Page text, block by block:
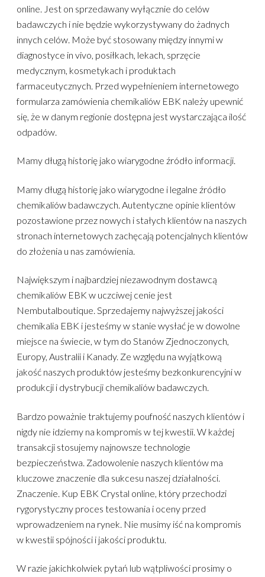
online. Jest on sprzedawany wyłącznie do celów
badawczych i nie będzie wykorzystywany do żadnych
innych celów. Może być stosowany między innymi w
diagnostyce in vivo, posiłkach, lekach, sprzęcie
medycznym, kosmetykach i produktach
farmaceutycznych. Przed wypełnieniem internetowego
formularza zamówienia chemikaliów EBK należy upewnić
się, że w danym regionie dostępna jest wystarczająca ilość
odpadów.
Mamy długą historię jako wiarygodne źródło informacji.
Mamy długą historię jako wiarygodne i legalne źródło
chemikaliów badawczych. Autentyczne opinie klientów
pozostawione przez nowych i stałych klientów na naszych
stronach internetowych zachęcają potencjalnych klientów
do złożenia u nas zamówienia.
Największym i najbardziej niezawodnym dostawcą
chemikaliów EBK w uczciwej cenie jest
Nembutalboutique. Sprzedajemy najwyższej jakości
chemikalia EBK i jesteśmy w stanie wysłać je w dowolne
miejsce na świecie, w tym do Stanów Zjednoczonych,
Europy, Australii i Kanady. Ze względu na wyjątkową
jakość naszych produktów jesteśmy bezkonkurencyjni w
produkcji i dystrybucji chemikaliów badawczych.
Bardzo poważnie traktujemy poufność naszych klientów i
nigdy nie idziemy na kompromis w tej kwestii. W każdej
transakcji stosujemy najnowsze technologie
bezpieczeństwa. Zadowolenie naszych klientów ma
kluczowe znaczenie dla sukcesu naszej działalności.
Znaczenie. Kup EBK Crystal online, który przechodzi
rygorystyczny proces testowania i oceny przed
wprowadzeniem na rynek. Nie musimy iść na kompromis
w kwestii spójności i jakości produktu.
W razie jakichkolwiek pytań lub wątpliwości prosimy o